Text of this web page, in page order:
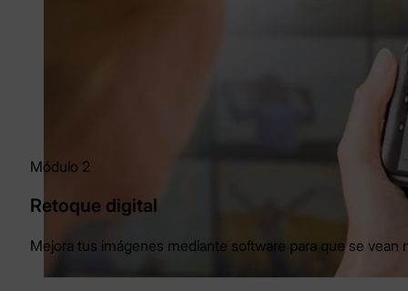
Módulo 2
Retoque digital
Mejora tus imágenes mediante software para que se vean